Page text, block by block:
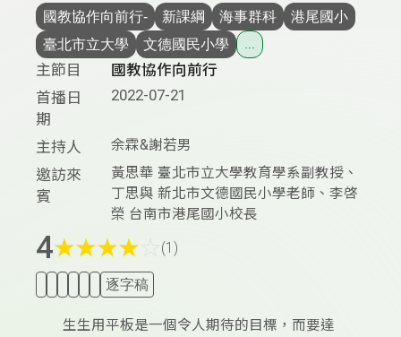
國教協作向前行- 新課綱 海事群科
港尾國小
臺北市立大學
文德國民小學 ...
主節目
國教協作向前行
首播日
期
2022-07-21
主持人 余霖&謝若男
邀訪來
賓
黃思華 臺北市立大學教育學系副教授、
丁思與 新北市文德國民小學老師、李啓
榮 台南市港尾國小校長
4★★★★ (1)
逐字稿
生生用平板是一個令人期待的目標，而要達